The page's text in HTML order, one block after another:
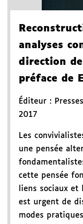
analyses
direction
préface de
Éditeur :
2017
Les
une pensée
cette pensée
liens sociaux
est urgent de
modes